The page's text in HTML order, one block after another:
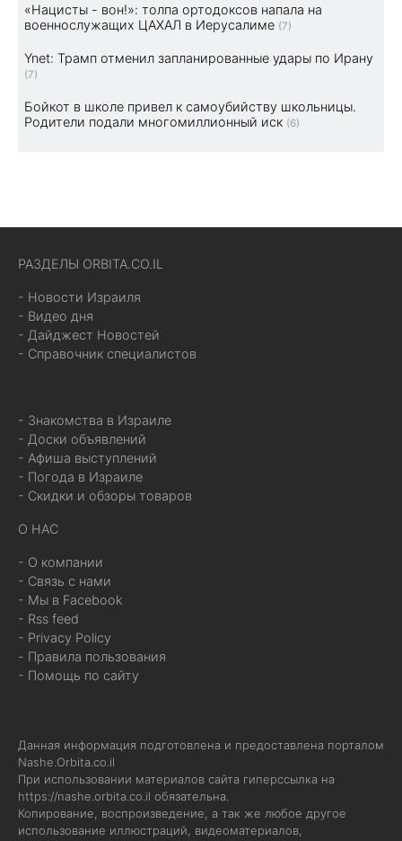
«Нацисты - вон!»: толпа ортодоксов напала на
военнослужащих ЦАХАЛ в Иерусалиме (7)
Ynet: Трамп отменил запланированные удары по Ирану
(7)
Бойкот в школе привел к самоубийству школьницы.
Родители подали многомиллионный иск (6)
РАЗДЕЛЫ ORBITA.CO.IL
- Новости Израиля
- Видео дня
- Дайджест Новостей
- Справочник специалистов
- Знакомства в Израиле
- Доски объявлений
- Афиша выступлений
- Погода в Израиле
- Скидки и обзоры товаров
О НАС
- О компании
- Связь с нами
- Мы в Facebook
- Rss feed
- Privacy Policy
- Правила пользования
- Помощь по сайту
Данная информация подготовлена и предоставлена порталом
Nashe.Orbita.co.il
При использовании материалов сайта гиперссылка на
https://nashe.orbita.co.il обязательна.
Копирование, воспроизведение, а так же любое другое
использование иллюстраций, видеоматериалов,